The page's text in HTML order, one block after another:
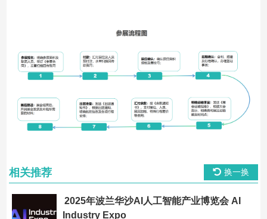
相关推荐 换一换
2025年波兰华沙AI人工智能产业博览会 AI
Industry Expo